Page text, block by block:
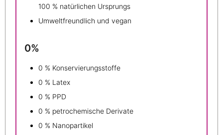
100 % natürlichen Ursprungs
Umweltfreundlich und vegan
0%
0 % Konservierungsstoffe
0 % Latex
0 % PPD
0 % petrochemische Derivate
0 % Nanopartikel